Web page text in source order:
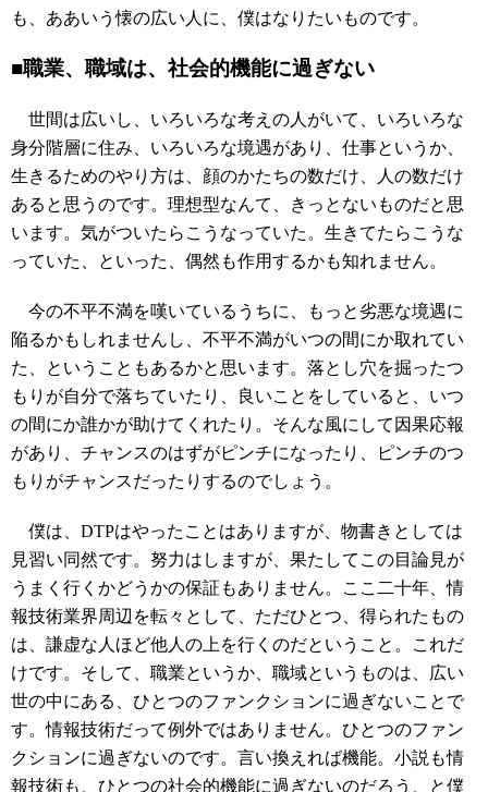
も、ああいう懐の広い人に、僕はなりたいものです。
■職業、職域は、社会的機能に過ぎない
世間は広いし、いろいろな考えの人がいて、いろいろな
身分階層に住み、いろいろな境遇があり、仕事というか、
生きるためのやり方は、顔のかたちの数だけ、人の数だけ
あると思うのです。理想型なんて、きっとないものだと思
います。気がついたらこうなっていた。生きてたらこうな
っていた、といった、偶然も作用するかも知れません。
今の不平不満を嘆いているうちに、もっと劣悪な境遇に
陥るかもしれませんし、不平不満がいつの間にか取れてい
た、ということもあるかと思います。落とし穴を掘ったつ
もりが自分で落ちていたり、良いことをしていると、いつ
の間にか誰かが助けてくれたり。そんな風にして因果応報
があり、チャンスのはずがピンチになったり、ピンチのつ
もりがチャンスだったりするのでしょう。
僕は、DTPはやったことはありますが、物書きとしては
見習い同然です。努力はしますが、果たしてこの目論見が
うまく行くかどうかの保証もありません。ここ二十年、情
報技術業界周辺を転々として、ただひとつ、得られたもの
は、謙虚な人ほど他人の上を行くのだということ。これだ
けです。そして、職業というか、職域というものは、広い
世の中にある、ひとつのファンクションに過ぎないことで
す。情報技術だって例外ではありません。ひとつのファン
クションに過ぎないのです。言い換えれば機能。小説も情
報技術も、ひとつの社会的機能に過ぎないのだろう、と僕